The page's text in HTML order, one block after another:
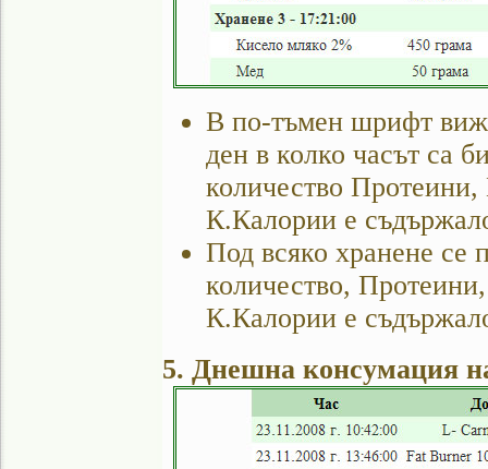
В по-тъмен шрифт
ден в колко часът са
количество
К.Калории е
Под всяко хранене се
количество,
К.Калории е
5. Днешна консумация